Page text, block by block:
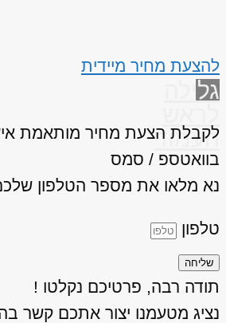
להצעת מחיר מיידית
גלילה
העמוד
לקבלת הצעת מחיר מותאמת
בוואטספ / סמס
נא מלאו את מספר הטלפון
טלפון
שליחה
תודה רבה, פרטיכם נקלטו !
נציג מטעמנו יצור אתכם קשר